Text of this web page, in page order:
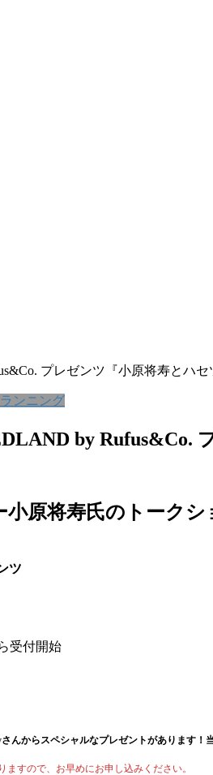
プレゼンツ『小原将寿とハ
ンニング
by
原将寿氏のトーク
ツ
受付開始
からスペシャルなプレゼントがあります！
すので、お早めにお申し込みください。